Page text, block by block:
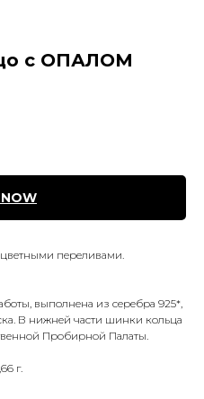
с ОПАЛОМ
переливами.
выполнена из серебра 925*,
В нижней части шинки кольца
Пробирной Палаты.
г.